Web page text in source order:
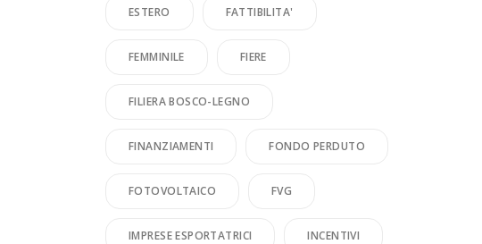
ESTERO FATTIBILITA'
FEMMINILE FIERE
FILIERA BOSCO-LEGNO
FINANZIAMENTI FONDO PERDUTO
FOTOVOLTAICO FVG
IMPRESE ESPORTATRICI INCENTIVI